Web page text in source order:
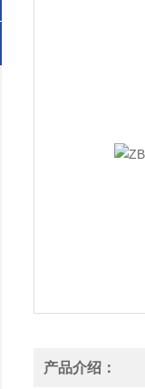
产品介绍：